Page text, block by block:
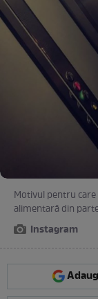
Motivul pentru
alimentară din
Instagram